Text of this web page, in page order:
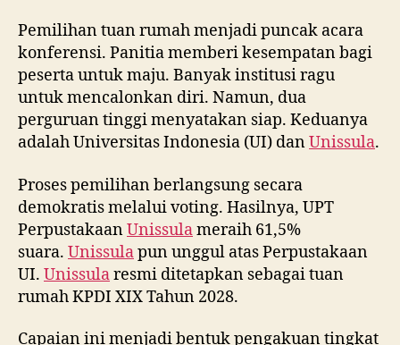
Pemilihan tuan rumah menjadi puncak acara
konferensi. Panitia memberi kesempatan bagi
peserta untuk maju. Banyak institusi ragu
untuk mencalonkan diri. Namun, dua
perguruan tinggi menyatakan siap. Keduanya
adalah Universitas Indonesia (UI) danUnissula.
Proses pemilihan berlangsung secara
demokratis melalui voting. Hasilnya, UPT
PerpustakaanUnissulameraih 61,5%
suara. Unissulapun unggul atas Perpustakaan
UI. Unissularesmi ditetapkan sebagai tuan
rumah KPDI XIX Tahun 2028.
Capaian ini menjadi bentuk pengakuan tingkat